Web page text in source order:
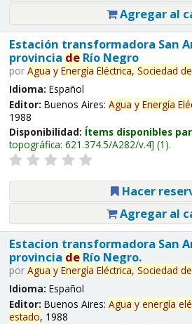
Agregar al
Estación transformadora San
provincia deRío Negro
por Agua y Energía Eléctrica, Sociedad de
Idioma: Español
Editor: Buenos Aires: Agua y Energía
1988
Disponibilidad: Ítems disponibles
topográfica: 621.374.5/A282/v.4 (1).
Hacer
Agregar al
Estacion transformadora San
provincia deRío Negro.
por Agua y Energía Eléctrica, Sociedad de
Idioma: Español
Editor: Buenos Aires: Agua y energía
estado, 1988